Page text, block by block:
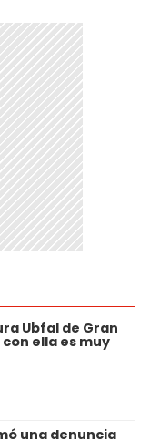
Ubfal de Gran
ella es muy
una denuncia